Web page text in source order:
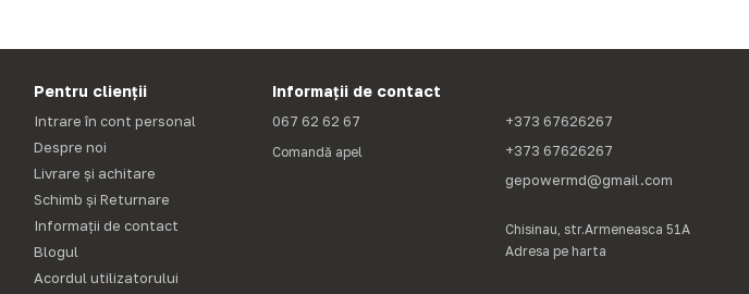
Pentru clienții
Intrare în cont personal
Despre noi
Livrare și achitare
Schimb și Returnare
Informații de contact
Blogul
Acordul utilizatorului
Informații de contact
067 62 62 67
Comandă apel
+373 67626267
+373 67626267
gepowermd@gmail.com
Chisinau, str.Armeneasca 51A
Adresa pe harta